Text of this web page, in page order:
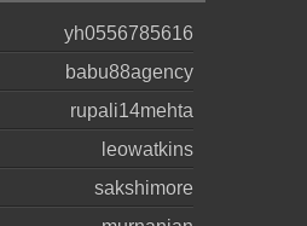
yh0556785616
babu88agency
rupali14mehta
leowatkins
sakshimore